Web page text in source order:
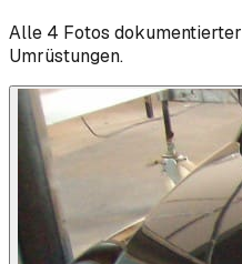
Alle 4 Fotos dokumentierter
Umrüstungen.